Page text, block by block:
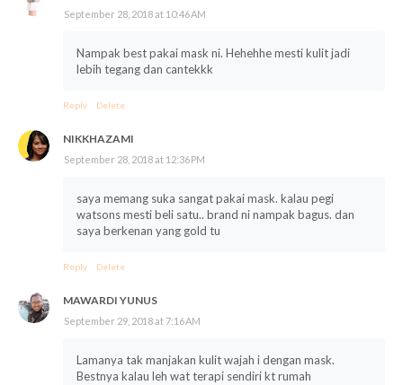
September 28, 2018 at 10:46 AM
Nampak best pakai mask ni. Hehehhe mesti kulit jadi
lebih tegang dan cantekkk
Reply Delete
NIKKHAZAMI
September 28, 2018 at 12:36 PM
saya memang suka sangat pakai mask. kalau pegi
watsons mesti beli satu.. brand ni nampak bagus. dan
saya berkenan yang gold tu
Reply Delete
MAWARDI YUNUS
September 29, 2018 at 7:16 AM
Lamanya tak manjakan kulit wajah i dengan mask.
Bestnya kalau leh wat terapi sendiri kt rumah